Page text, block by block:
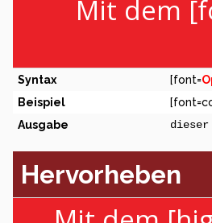
Mit dem
Syntax [font=
Beispiel
Ausgabe
Hervorheben